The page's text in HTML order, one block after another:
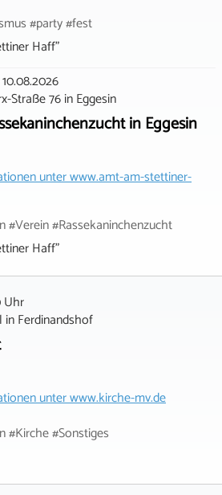
#party #fest
Haff"
10.08.2026
Straße 76inEggesin
in Eggesin
unterwww.amt-am-stettiner-
#Verein #Rassekaninchenzucht
Haff"
Uhr
inFerdinandshof
unterwww.kirche-mv.de
#Kirche #Sonstiges